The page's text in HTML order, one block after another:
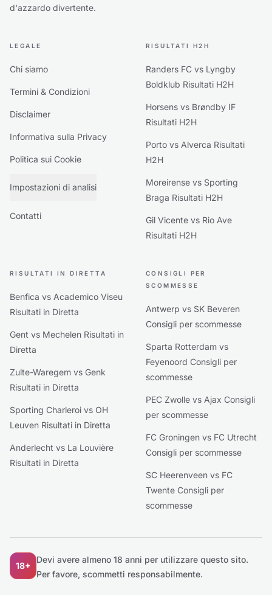
d'azzardo divertente.
LEGALE
Chi siamo
Termini & Condizioni
Disclaimer
Informativa sulla Privacy
Politica sui Cookie
Impostazioni di analisi
Contatti
RISULTATI H2H
Randers FC vs Lyngby
Boldklub Risultati H2H
Horsens vs Brøndby IF
Risultati H2H
Porto vs Alverca Risultati
H2H
Moreirense vs Sporting
Braga Risultati H2H
Gil Vicente vs Rio Ave
Risultati H2H
RISULTATI IN DIRETTA
Benfica vs Academico Viseu
Risultati in Diretta
Gent vs Mechelen Risultati in
Diretta
Zulte-Waregem vs Genk
Risultati in Diretta
Sporting Charleroi vs OH
Leuven Risultati in Diretta
Anderlecht vs La Louvière
Risultati in Diretta
CONSIGLI PER
SCOMMESSE
Antwerp vs SK Beveren
Consigli per scommesse
Sparta Rotterdam vs
Feyenoord Consigli per
scommesse
PEC Zwolle vs Ajax Consigli
per scommesse
FC Groningen vs FC Utrecht
Consigli per scommesse
SC Heerenveen vs FC
Twente Consigli per
scommesse
18+
Devi avere almeno 18 anni per utilizzare questo sito.
Per favore, scommetti responsabilmente.